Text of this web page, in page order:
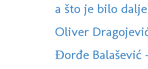
a što je bilo
Oliver
Đorđe Balašević